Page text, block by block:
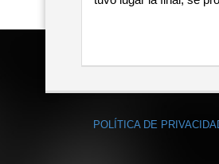
POLÍTICA DE